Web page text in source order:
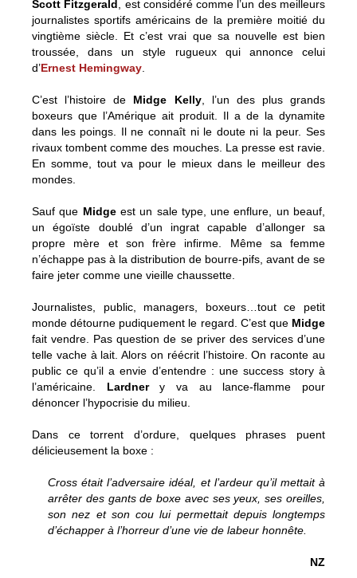
Scott Fitzgerald, est considéré comme l’un des meilleurs
journalistes sportifs américains de la première moitié du
vingtième siècle. Et c’est vrai que sa nouvelle est bien
troussée, dans un style rugueux qui annonce celui
d’Ernest Hemingway.
C’est l’histoire de Midge Kelly, l’un des plus grands
boxeurs que l’Amérique ait produit. Il a de la dynamite
dans les poings. Il ne connaît ni le doute ni la peur. Ses
rivaux tombent comme des mouches. La presse est ravie.
En somme, tout va pour le mieux dans le meilleur des
mondes.
Sauf que Midgeest un sale type, une enflure, un beauf,
un égoïste doublé d’un ingrat capable d’allonger sa
propre mère et son frère infirme. Même sa femme
n’échappe pas à la distribution de bourre-pifs, avant de se
faire jeter comme une vieille chaussette.
Journalistes, public, managers, boxeurs…tout ce petit
monde détourne pudiquement le regard. C’est que Midge
fait vendre. Pas question de se priver des services d’une
telle vache à lait. Alors on réécrit l’histoire. On raconte au
public ce qu’il a envie d’entendre : une success story à
l’américaine. Lardnery va au lance-flamme pour
dénoncer l’hypocrisie du milieu.
Dans ce torrent d’ordure, quelques phrases puent
délicieusement la boxe :
Cross était l’adversaire idéal, et l’ardeur qu’il mettait à
arrêter des gants de boxe avec ses yeux, ses oreilles,
son nez et son cou lui permettait depuis longtemps
d’échapper à l’horreur d’une vie de labeur honnête.
NZ